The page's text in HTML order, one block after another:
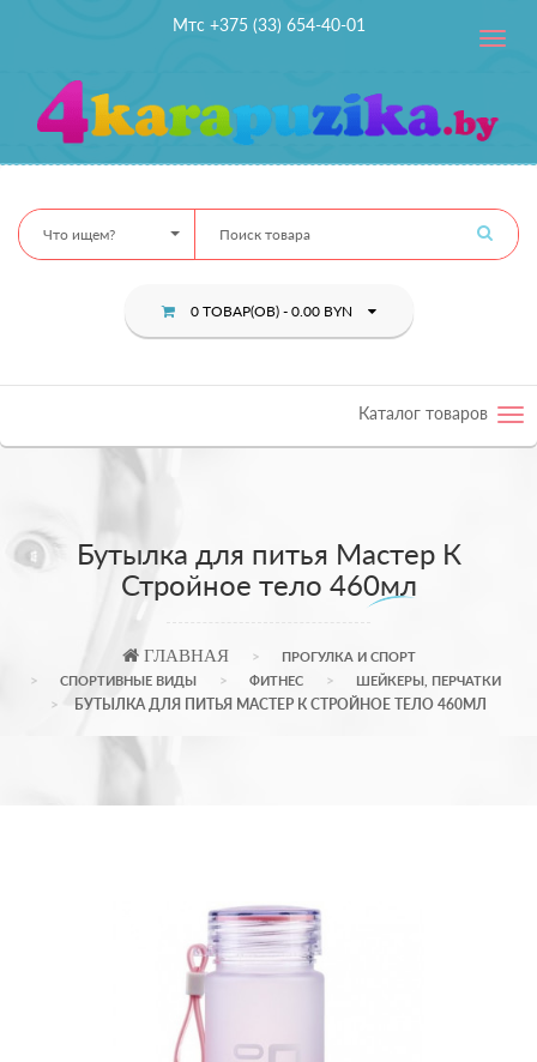
Мтс +375 (33) 654-40-01
Toggle
Что ищем?
0 ТОВАР(ОВ) - 0.00 BYN
Каталог товаров
Бутылка для питья Мастер К
Стройное тело 460мл
ГЛАВНАЯ
ПРОГУЛКА И СПОРТ
СПОРТИВНЫЕ ВИДЫ
ФИТНЕС ШЕЙКЕРЫ, ПЕРЧАТКИ
БУТЫЛКА ДЛЯ ПИТЬЯ МАСТЕР К СТРОЙНОЕ ТЕЛО 460МЛ